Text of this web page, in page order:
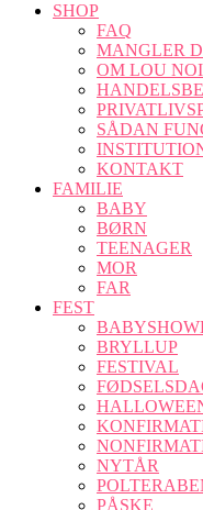
SHOP
FAQ
MANGLER
OM LOU
SÅDAN
KONTAKT
FAMILIE
BABY
BØRN
TEENAGER
MOR
FAR
FEST
BRYLLUP
FESTIVAL
NYTÅR
PÅSKE